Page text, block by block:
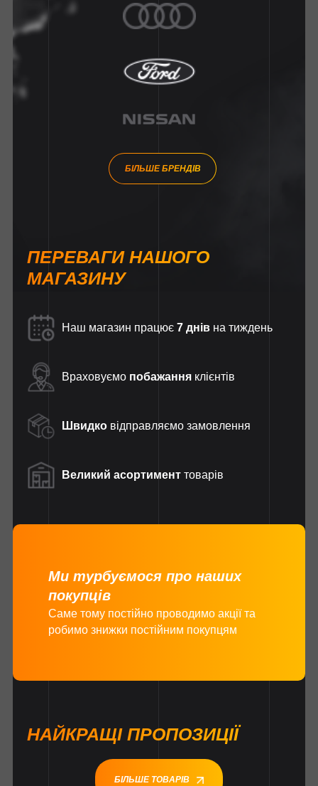
БІЛЬШЕ БРЕНДІВ
ПЕРЕВАГИ НАШОГО
МАГАЗИНУ
Наш магазин працює 7 днів на тиждень
Враховуємо побажання клієнтів
Швидко відправляємо замовлення
Великий асортимент товарів
Ми турбуємося про наших
покупців
Саме тому постійно проводимо акції та
робимо знижки постійним покупцям
НАЙКРАЩІ ПРОПОЗИЦІЇ
БІЛЬШЕ ТОВАРІВ